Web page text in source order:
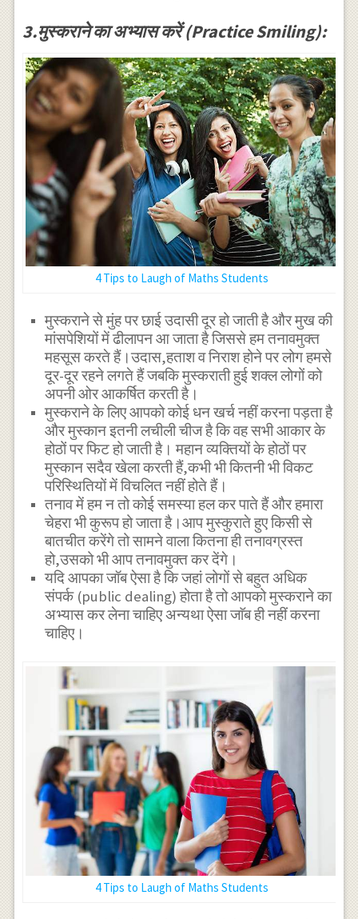
3.मुस्कराने का अभ्यास करें (Practice Smiling):
4 Tips to Laugh of Maths Students
मुस्कराने से मुंह पर छाई उदासी दूर हो जाती है और मुख की
मांसपेशियों में ढीलापन आ जाता है जिससे हम तनावमुक्त
महसूस करते हैं।उदास,हताश व निराश होने पर लोग हमसे
दूर-दूर रहने लगते हैं जबकि मुस्कराती हुई शक्ल लोगों को
अपनी ओर आकर्षित करती है।
मुस्कराने के लिए आपको कोई धन खर्च नहीं करना पड़ता है
और मुस्कान इतनी लचीली चीज है कि वह सभी आकार के
होठों पर फिट हो जाती है। महान व्यक्तियों के होठों पर
मुस्कान सदैव खेला करती हैं,कभी भी कितनी भी विकट
परिस्थितियों में विचलित नहीं होते हैं।
तनाव में हम न तो कोई समस्या हल कर पाते हैं और हमारा
चेहरा भी कुरूप हो जाता है।आप मुस्कुराते हुए किसी से
बातचीत करेंगे तो सामने वाला कितना ही तनावग्रस्त
हो,उसको भी आप तनावमुक्त कर देंगे।
यदि आपका जॉब ऐसा है कि जहां लोगों से बहुत अधिक
संपर्क (public dealing) होता है तो आपको मुस्कराने का
अभ्यास कर लेना चाहिए अन्यथा ऐसा जाॅब ही नहीं करना
चाहिए।
4 Tips to Laugh of Maths Students